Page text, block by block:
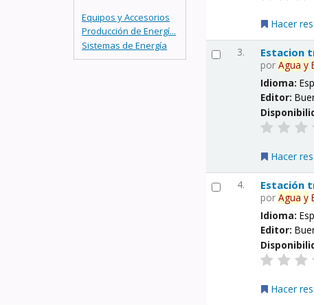
Equipos y Accesorios
Producción de Energí...
Sistemas de Energía
Hacer
3. Estacion
porAgua y
Idioma:
Editor:
Hacer
4. Estación
porAgua y
Idioma:
Editor:
Hacer